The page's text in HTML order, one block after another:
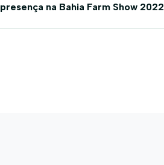
presença na Bahia Farm Show 2022